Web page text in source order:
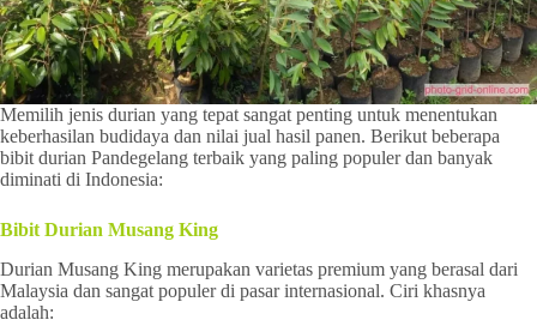
Memilih jenis durian yang tepat sangat penting untuk menentukan
keberhasilan budidaya dan nilai jual hasil panen. Berikut beberapa
bibit durian Pandegelang terbaik yang paling populer dan banyak
diminati di Indonesia:
Bibit Durian Musang King
Durian Musang King merupakan varietas premium yang berasal dari
Malaysia dan sangat populer di pasar internasional. Ciri khasnya
adalah: